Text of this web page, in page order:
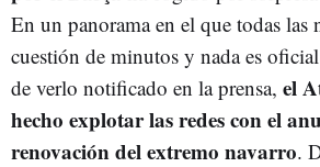
En un panorama en el que todas las
cuestión de minutos y nada es
de verlo notificado en la prensa, el
hecho explotar las redes con el
renovación del extremo navarro.